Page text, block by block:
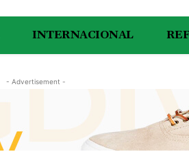
INTERNACIONAL
- Advertisement -